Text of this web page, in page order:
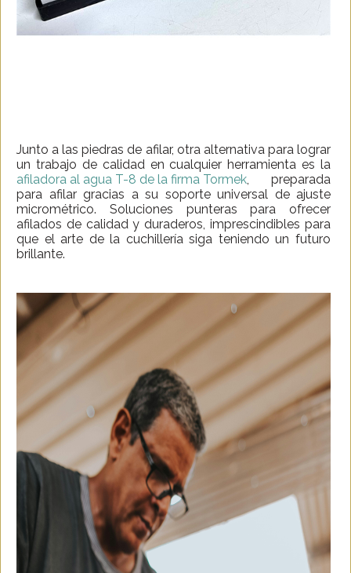
Junto a las piedras de afilar, otra alternativa para lograr
un trabajo de calidad en cualquier herramienta es la
afiladora al agua T-8 de la firma Tormek, preparada
para afilar gracias a su soporte universal de ajuste
micrométrico. Soluciones punteras para ofrecer
afilados de calidad y duraderos, imprescindibles para
que el arte de la cuchillería siga teniendo un futuro
brillante.